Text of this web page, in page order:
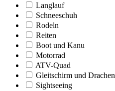
Langlauf
Schneeschuh
Rodeln
Reiten
Boot und Kanu
Motorrad
ATV-Quad
Gleitschirm und Drachen
Sightseeing